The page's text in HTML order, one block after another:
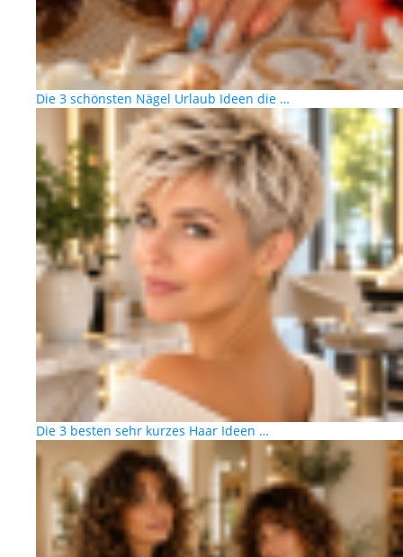
Die 3 schönsten Nägel Urlaub Ideen die …
Die 3 besten sehr kurzes Haar Ideen …